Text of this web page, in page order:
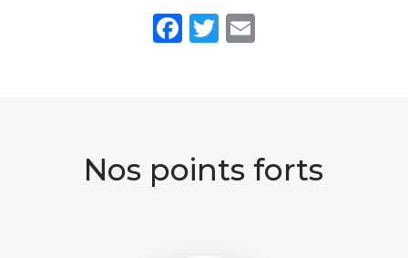
Facebook
Twitter
Nos points forts